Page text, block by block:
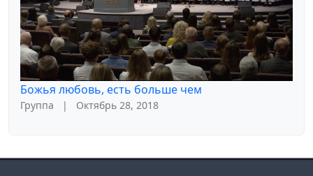
Божья любовь, есть больше чем
Группа | Октябрь 28, 2018